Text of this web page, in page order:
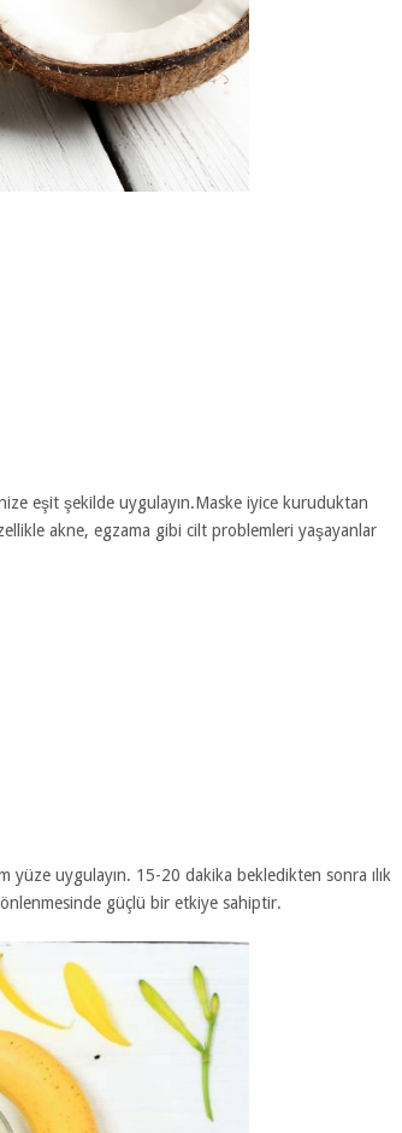
eşit şekilde uygulayın.Maske iyice kuruduktan
akne, egzama gibi cilt problemleri yaşayanlar
yüze uygulayın. 15-20 dakika bekledikten sonra ılık
önlenmesinde güçlü bir etkiye sahiptir.